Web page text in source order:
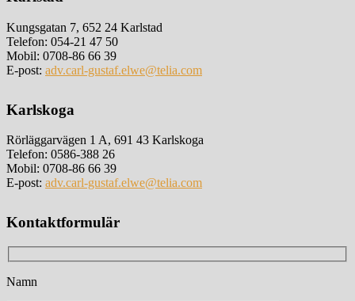
Kungsgatan 7, 652 24 Karlstad
Telefon: 054-21 47 50
Mobil: 0708-86 66 39
E-post: adv.carl-gustaf.elwe@telia.com
Karlskoga
Rörläggarvägen 1 A, 691 43 Karlskoga
Telefon: 0586-388 26
Mobil: 0708-86 66 39
E-post: adv.carl-gustaf.elwe@telia.com
Kontaktformulär
Namn